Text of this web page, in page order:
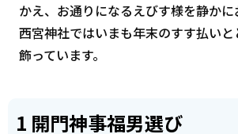
かえ、お通りになるえびす様を静かに
西宮神社ではいまも年末のすす払い
飾っています。
1 開門神事福男選び